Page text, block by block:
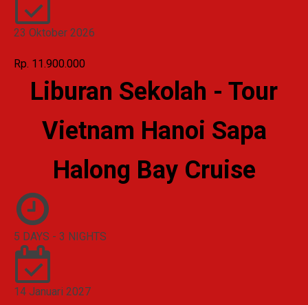
23 Oktober 2026
Rp. 11.900.000
Liburan Sekolah - Tour
Vietnam Hanoi Sapa
Halong Bay Cruise
5 DAYS - 3 NIGHTS
14 Januari 2027